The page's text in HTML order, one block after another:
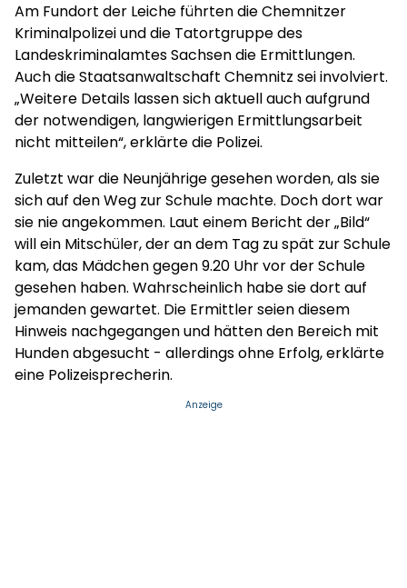
Am Fundort der Leiche führten die Chemnitzer
Kriminalpolizei und die Tatortgruppe des
Landeskriminalamtes Sachsen die Ermittlungen.
Auch die Staatsanwaltschaft Chemnitz sei involviert.
„Weitere Details lassen sich aktuell auch aufgrund
der notwendigen, langwierigen Ermittlungsarbeit
nicht mitteilen“, erklärte die Polizei.
Zuletzt war die Neunjährige gesehen worden, als sie
sich auf den Weg zur Schule machte. Doch dort war
sie nie angekommen. Laut einem Bericht der „Bild“
will ein Mitschüler, der an dem Tag zu spät zur Schule
kam, das Mädchen gegen 9.20 Uhr vor der Schule
gesehen haben. Wahrscheinlich habe sie dort auf
jemanden gewartet. Die Ermittler seien diesem
Hinweis nachgegangen und hätten den Bereich mit
Hunden abgesucht - allerdings ohne Erfolg, erklärte
eine Polizeisprecherin.
Anzeige